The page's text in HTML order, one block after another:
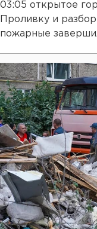
03:05 открытое
Проливку и
пожарные